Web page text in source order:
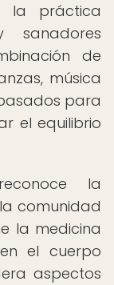
la práctica
sanadores
de
música
para
el equilibrio
la
comunidad
la medicina
el cuerpo
aspectos